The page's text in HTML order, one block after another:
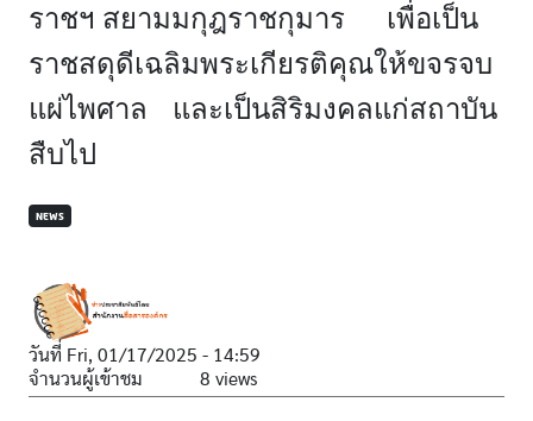
ราชฯ สยามมกุฎราชกุมาร เพื่อเป็น
ราชสดุดีเฉลิมพระเกียรติคุณให้ขจรจบ
แผ่ไพศาล และเป็นสิริมงคลแก่สถาบัน
สืบไป
NEWS
วันที่ Fri, 01/17/2025 - 14:59
จำนวนผู้เข้าชม
8 views